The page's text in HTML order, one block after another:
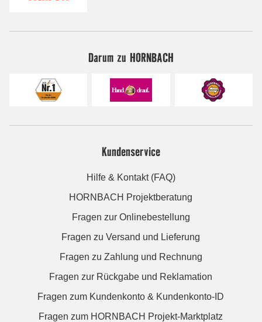
Darum zu HORNBACH
Kundenservice
Hilfe & Kontakt (FAQ)
HORNBACH Projektberatung
Fragen zur Onlinebestellung
Fragen zu Versand und Lieferung
Fragen zu Zahlung und Rechnung
Fragen zur Rückgabe und Reklamation
Fragen zum Kundenkonto & Kundenkonto-ID
Fragen zum HORNBACH Projekt-Marktplatz